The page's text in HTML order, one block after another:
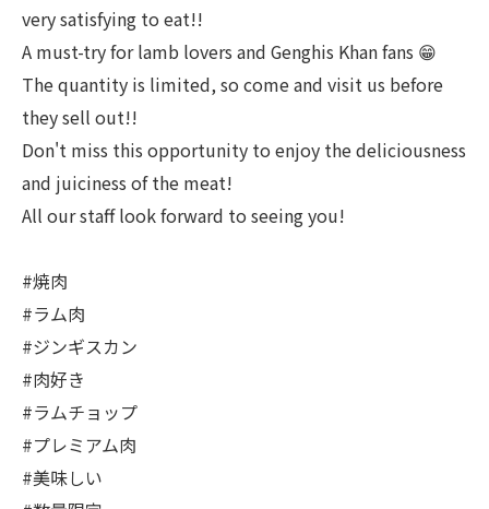
very satisfying to eat!!
A must-try for lamb lovers and Genghis Khan fans 😁
The quantity is limited, so come and visit us before
they sell out!!
Don't miss this opportunity to enjoy the deliciousness
and juiciness of the meat!
All our staff look forward to seeing you!
#焼肉
#ラム肉
#ジンギスカン
#肉好き
#ラムチョップ
#プレミアム肉
#美味しい